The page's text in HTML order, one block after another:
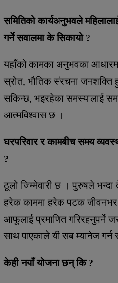
समितिको कार्यअनुभवले
गर्ने सवालमा के सिकायो ?
यहाँको कामका अनुभवका
स्रोत, भौतिक संरचना जनशक्ति
सकिन्छ, भइरहेका समस्यालाई
आत्मविश्वास छ ।
घरपरिवार र कामबीच समय
?
ठूलो जिम्मेवारी छ । पुरुषले भन्दा
हरेक काममा हरेक पटक जीवनभर नै
आफूलाई प्रमाणित गरिरहनुपर्ने
साथ पाएकाले यी सब म्यानेज
केही नयाँ योजना छन् कि ?